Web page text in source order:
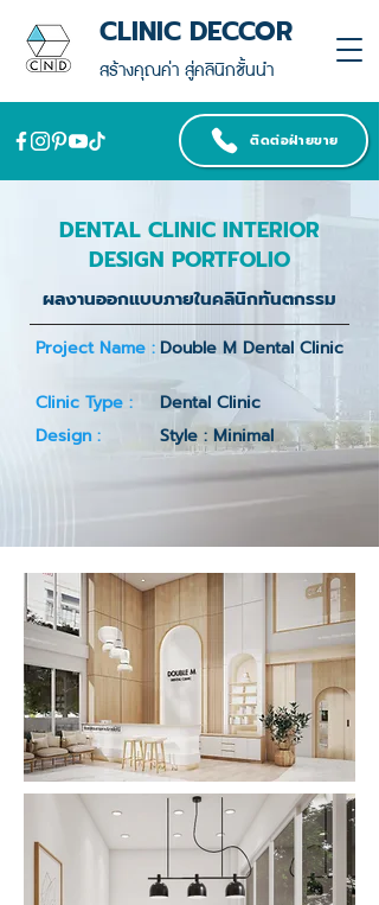
สร้างคุณค่า สู่คลินิกชั้นนำ
CLINIC DECCOR
ติดต่อฝ่ายขาย
DENTAL CLINIC INTERIOR
DESIGN PORTFOLIO
ผลงานออกแบบภายในคลินิกทันตกรรม
Project Name : Double M Dental Clinic
Clinic Type :
Dental Clinic
Design :
Style : Minimal